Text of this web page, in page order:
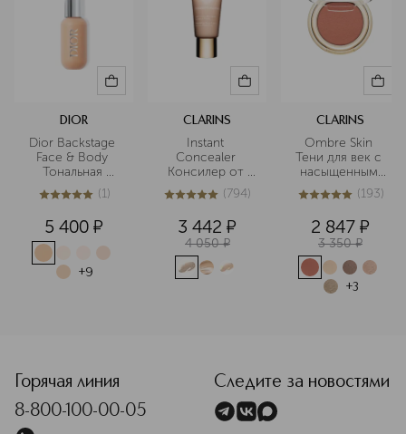
DIOR
Dior Backstage
Face & Body
Тональная
основа для
лица и тела
5из 51 (1)
5 400 ¤
+9
CLARINS
Instant
Concealer
Консилер от
темных кругов
моментального
5из 5794 (794)
3 442 ¤
4 050 ¤
CLARINS
Ombre Skin
Тени для век с
насыщенным
цветом
5из 5193 (193)
2 847 ¤
3 350 ¤
+3
Горячая линия
8-800-100-00-05
Следите за новостями